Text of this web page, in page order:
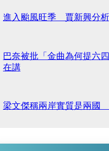
進入颱風旺季 賈新興分
巴奈被批「金曲為何提六
在講
梁文傑稱兩岸實質是兩國